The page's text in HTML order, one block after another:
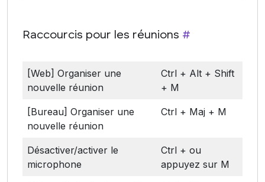
Raccourcis pour les réunions #
[Web] Organiser une
nouvelle réunion
Ctrl + Alt + Shift
+ M
[Bureau] Organiser une
nouvelle réunion
Ctrl + Maj + M
Désactiver/activer le
microphone
Ctrl + ou
appuyez sur M